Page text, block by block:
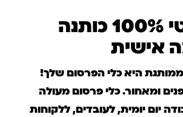
חולצת טי 100% כותנה
אישית
היא כלי הפרסום שלך!
ומאחור. כלי פרסום מעולה
יום יומית, לעובדים, ללקוחות